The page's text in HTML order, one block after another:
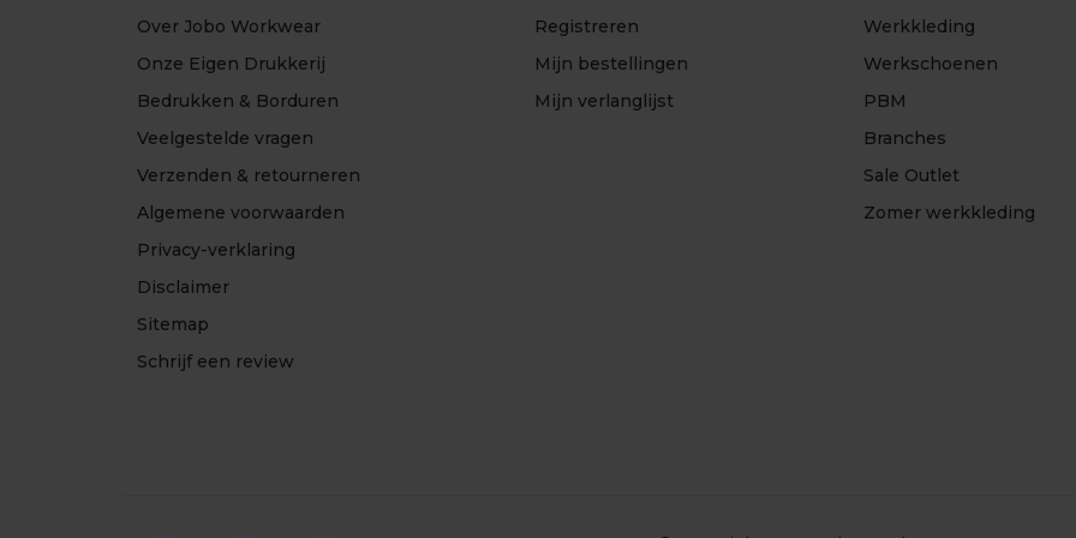
Over Jobo Workwear
Onze Eigen Drukkerij
Bedrukken & Borduren
Veelgestelde vragen
Verzenden & retourneren
Algemene voorwaarden
Privacy-verklaring
Disclaimer
Sitemap
Schrijf een review
Registreren
Mijn bestellingen
Mijn verlanglijst
Werkkleding
Werkschoenen
PBM
Branches
Sale Outlet
Zomer werkkleding